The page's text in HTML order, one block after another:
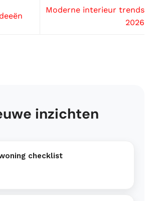
Moderne interieur trends
2026
inzichten
checklist